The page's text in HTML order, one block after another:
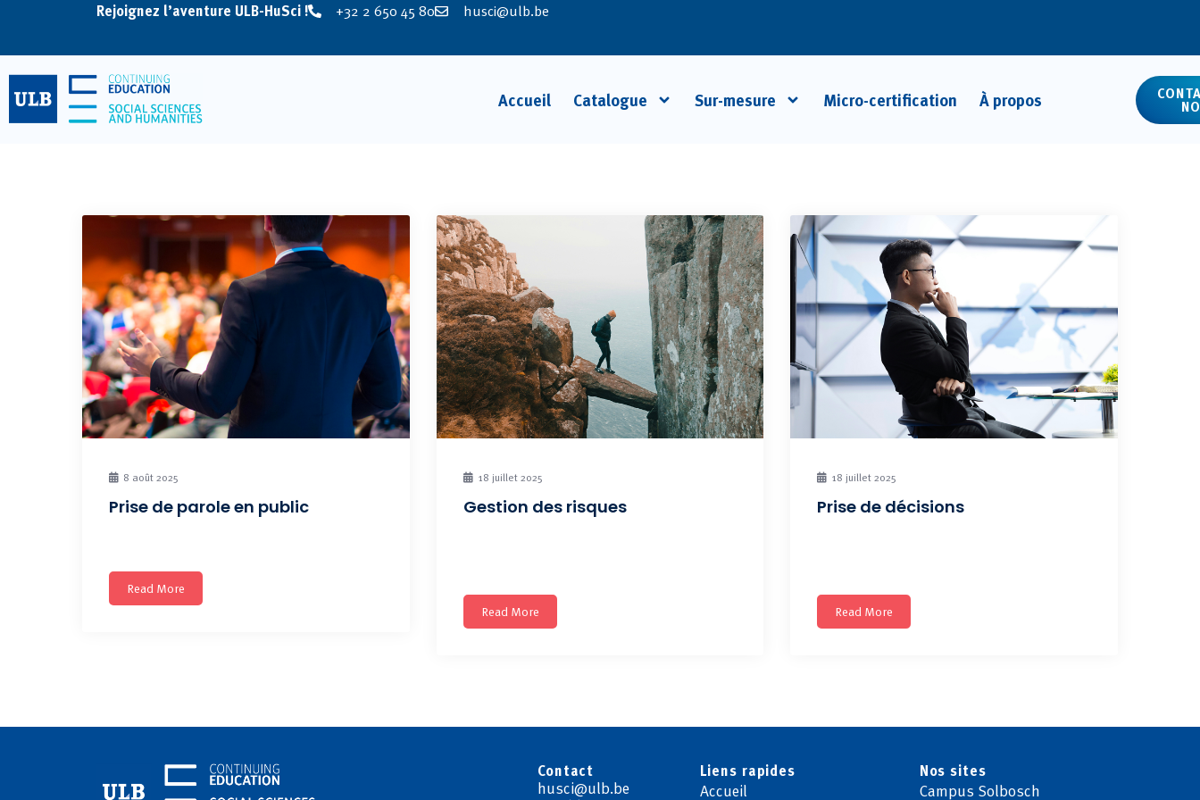
Rejoignez l’aventure ULB-HuSci ! +32 2 650 45 80 husci@ulb.be
Accueil Catalogue Sur-mesure Micro-certification À propos
8 août 2025
Prise de parole en public
Read More
18 juillet 2025
Gestion des risques
Read More
18 juillet 2025
Prise de décisions
Read More
Contact
husci@ulb.be
Liens rapides
Accueil
Nos sites
Campus Solbosch